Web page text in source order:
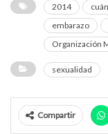
2014
embarazo
Organización
sexualidad
Compartir